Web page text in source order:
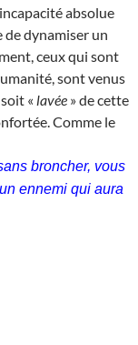
absolue
dynamiser un
ceux qui sont
sont venus
« lavée » de cette
Comme le
broncher, vous
ennemi qui aura